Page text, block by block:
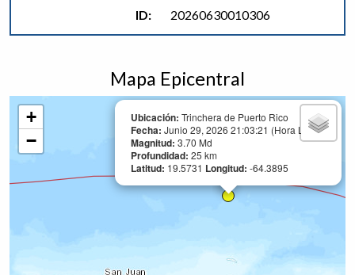
ID: 20260630010306
Mapa Epicentral
Ubicación: Trinchera de Puerto Rico
Fecha: Junio 29, 2026 21:03:21 (Hora Local)
Magnitud: 3.70 Md
Profundidad: 25 km
Latitud: 19.5731 Longitud: -64.3895
+
−